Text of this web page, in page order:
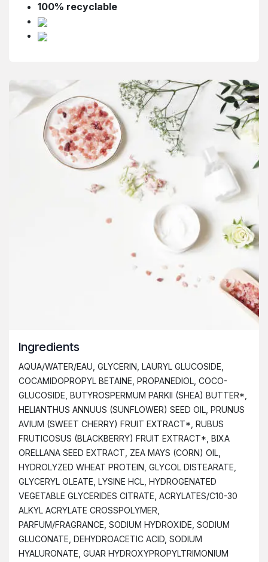
100% recyclable
Ingredients
AQUA/WATER/EAU, GLYCERIN, LAURYL GLUCOSIDE,
COCAMIDOPROPYL BETAINE, PROPANEDIOL, COCO-
GLUCOSIDE, BUTYROSPERMUM PARKII (SHEA) BUTTER*,
HELIANTHUS ANNUUS (SUNFLOWER) SEED OIL, PRUNUS
AVIUM (SWEET CHERRY) FRUIT EXTRACT*, RUBUS
FRUTICOSUS (BLACKBERRY) FRUIT EXTRACT*, BIXA
ORELLANA SEED EXTRACT, ZEA MAYS (CORN) OIL,
HYDROLYZED WHEAT PROTEIN, GLYCOL DISTEARATE,
GLYCERYL OLEATE, LYSINE HCL, HYDROGENATED
VEGETABLE GLYCERIDES CITRATE, ACRYLATES/C10-30
ALKYL ACRYLATE CROSSPOLYMER,
PARFUM/FRAGRANCE, SODIUM HYDROXIDE, SODIUM
GLUCONATE, DEHYDROACETIC ACID, SODIUM
HYALURONATE, GUAR HYDROXYPROPYLTRIMONIUM